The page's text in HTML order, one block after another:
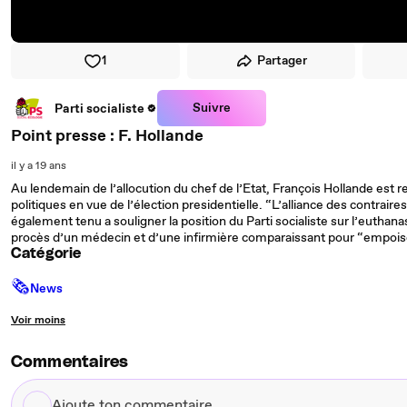
1 Partager
Parti socialiste Suivre
Point presse : F. Hollande
il y a 19 ans
Au lendemain de l’allocution du chef de l’Etat, François Hollande
politiques en vue de l’élection presidentielle. “L’alliance des
également tenu a souligner la position du Parti socialiste sur
procès d’un médecin et d’une infirmière comparaissant pour
Catégorie
🗞News
Voir moins
Commentaires